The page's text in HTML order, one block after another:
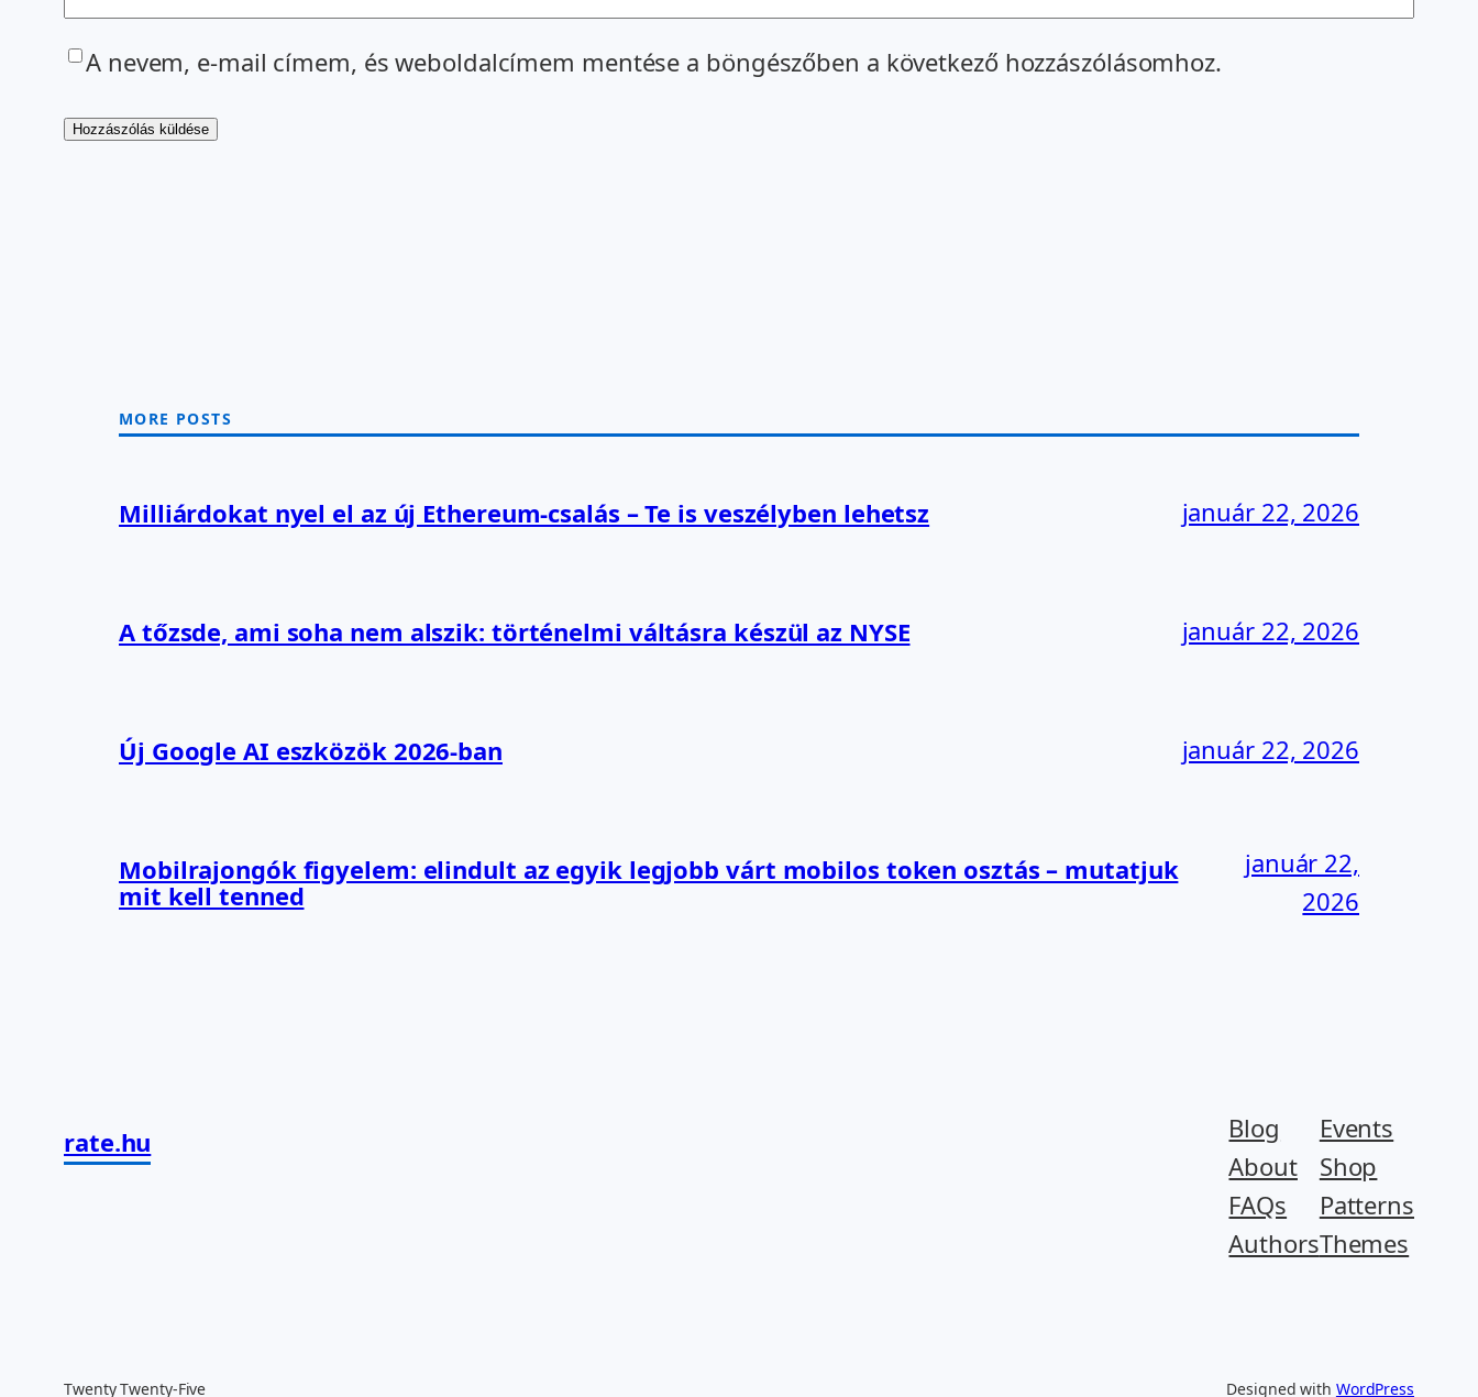
A nevem, e-mail címem, és weboldalcímem mentése a böngészőben a következő hozzászólásomhoz.
MORE POSTS
Milliárdokat nyel el az új Ethereum-csalás – Te is veszélyben lehetsz január 22, 2026
A tőzsde, ami soha nem alszik: történelmi váltásra készül az NYSE január 22, 2026
Új Google AI eszközök 2026-ban január 22, 2026
Mobilrajongók figyelem: elindult az egyik legjobb várt mobilos token osztás – mutatjuk
mit kell tenned
január 22,
2026
rate.hu
Blog
About
FAQs
Authors
Events
Shop
Patterns
Themes
Twenty Twenty-Five Designed with WordPress